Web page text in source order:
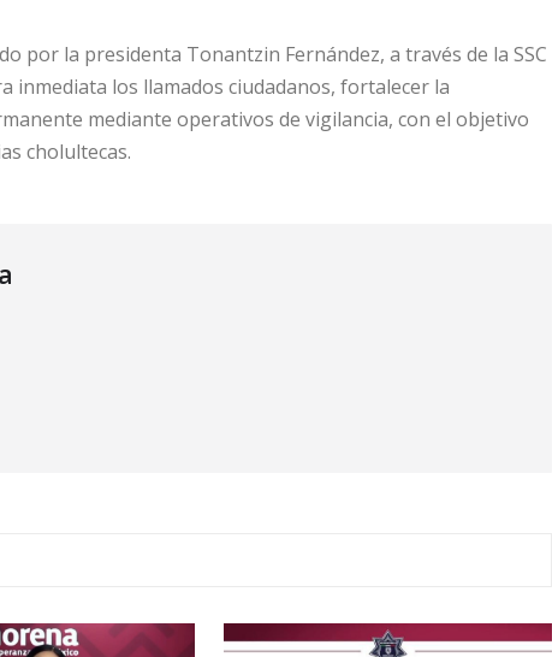
por la presidenta Tonantzin Fernández, a través de la SSC
inmediata los llamados ciudadanos, fortalecer la
mediante operativos de vigilancia, con el objetivo
cholultecas.